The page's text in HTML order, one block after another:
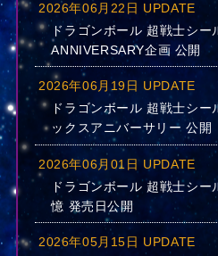
2026年06月22日 UPDATE
ドラゴンボール 超戦士シ
ANNIVERSARY企画 公開
2026年06月19日 UPDATE
ドラゴンボール 超戦士シ
ックスアニバーサリー 公開
2026年06月01日 UPDATE
ドラゴンボール 超戦士シ
憶 発売日公開
2026年05月15日 UPDATE